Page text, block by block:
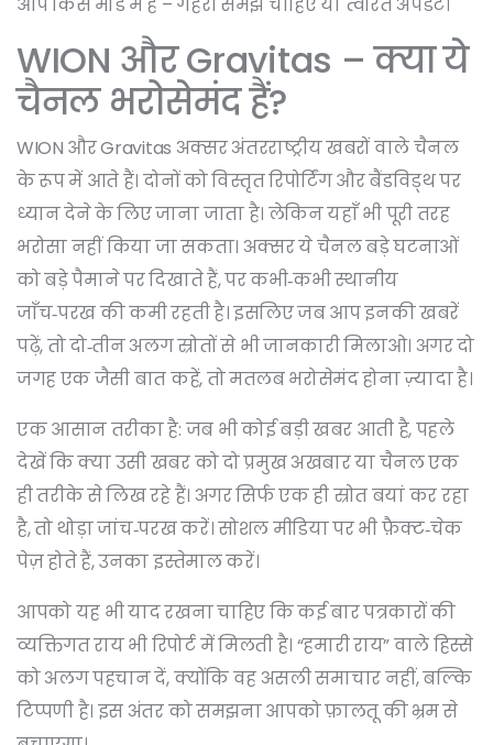
WION और Gravitas – क्या ये
चैनल भरोसेमंद हैं?
WION और Gravitas अक्सर अंतरराष्ट्रीय खबरों वाले चैनल
के रूप में आते हैं। दोनों को विस्तृत रिपोर्टिंग और बैंडविड्थ पर
ध्यान देने के लिए जाना जाता है। लेकिन यहाँ भी पूरी तरह
भरोसा नहीं किया जा सकता। अक्सर ये चैनल बड़े घटनाओं
को बड़े पैमाने पर दिखाते हैं, पर कभी‑कभी स्थानीय
जाँच‑परख की कमी रहती है। इसलिए जब आप इनकी खबरें
पढ़ें, तो दो‑तीन अलग स्रोतों से भी जानकारी मिलाओ। अगर दो
जगह एक जैसी बात कहें, तो मतलब भरोसेमंद होना ज़्यादा है।
एक आसान तरीका है: जब भी कोई बड़ी खबर आती है, पहले
देखें कि क्या उसी खबर को दो प्रमुख अखबार या चैनल एक
ही तरीके से लिख रहे हैं। अगर सिर्फ एक ही स्रोत बयां कर रहा
है, तो थोड़ा जांच‑परख करें। सोशल मीडिया पर भी फ़ैक्ट‑चेक
पेज़ होते हैं, उनका इस्तेमाल करें।
आपको यह भी याद रखना चाहिए कि कई बार पत्रकारों की
व्यक्तिगत राय भी रिपोर्ट में मिलती है। “हमारी राय” वाले हिस्से
को अलग पहचान दें, क्योंकि वह असली समाचार नहीं, बल्कि
टिप्पणी है। इस अंतर को समझना आपको फ़ालतू की भ्रम से